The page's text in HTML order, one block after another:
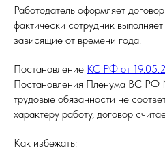
Работодатель оформляет
фактически сотрудник
зависящие от времени года.
Постановление КС РФ от
Постановления Пленума ВС РФ
трудовые обязанности не
характеру работу, договор
Как избежать: